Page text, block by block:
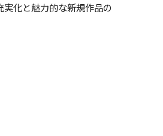
化と魅力的な新規作品の